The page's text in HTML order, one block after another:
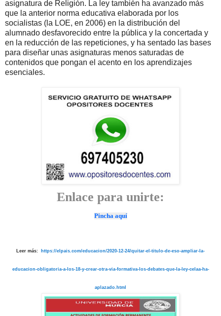
asignatura de Religión. La ley también ha avanzado más
que la anterior norma educativa elaborada por los
socialistas (la LOE, en 2006) en la distribución del
alumnado desfavorecido entre la pública y la concertada y
en la reducción de las repeticiones, y ha sentado las bases
para diseñar unas asignaturas menos saturadas de
contenidos que pongan el acento en los aprendizajes
esenciales.
Enlace para unirte:
Pincha aquí
Leer más: https://elpais.com/educacion/2020-12-24/quitar-el-titulo-de-eso-ampliar-la-
educacion-obligatoria-a-los-18-y-crear-otra-via-formativa-los-debates-que-la-ley-celaa-ha-
aplazado.html